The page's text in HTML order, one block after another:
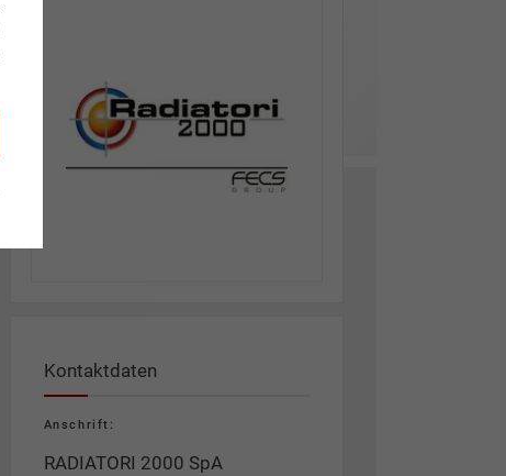
Kontaktdaten
Anschrift:
RADIATORI 2000 SpA